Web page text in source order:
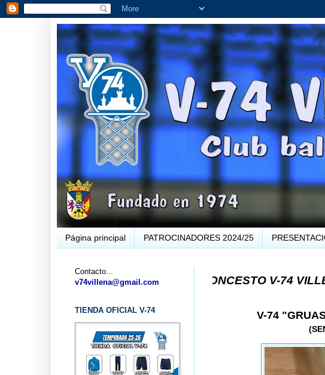
Página principal PATROCINADORES 2024/25
... CLUB BALONCESTO V-74 VILLENA
V-74
Contacto...
v74villena@gmail.com
TIENDA OFICIAL V-74